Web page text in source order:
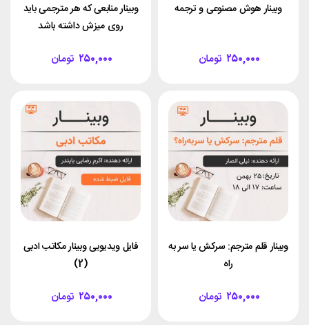
وبینار هوش مصنوعی و ترجمه
تومان ۲۵۰,۰۰۰
وبینار منابعی که هر مترجمی باید
روی میزش داشته باشد
تومان ۲۵۰,۰۰۰
وبینار قلم مترجم: سرکش یا سر به
راه
تومان ۲۵۰,۰۰۰
فایل ویدیویی وبینار مکاتب ادبی
(2)
تومان ۲۵۰,۰۰۰